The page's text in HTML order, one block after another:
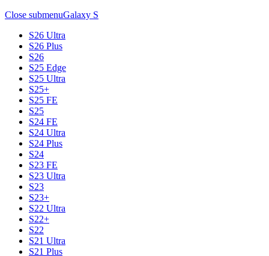
Close submenuGalaxy S
S26 Ultra
S26 Plus
S26
S25 Edge
S25 Ultra
S25+
S25 FE
S25
S24 FE
S24 Ultra
S24 Plus
S24
S23 FE
S23 Ultra
S23
S23+
S22 Ultra
S22+
S22
S21 Ultra
S21 Plus